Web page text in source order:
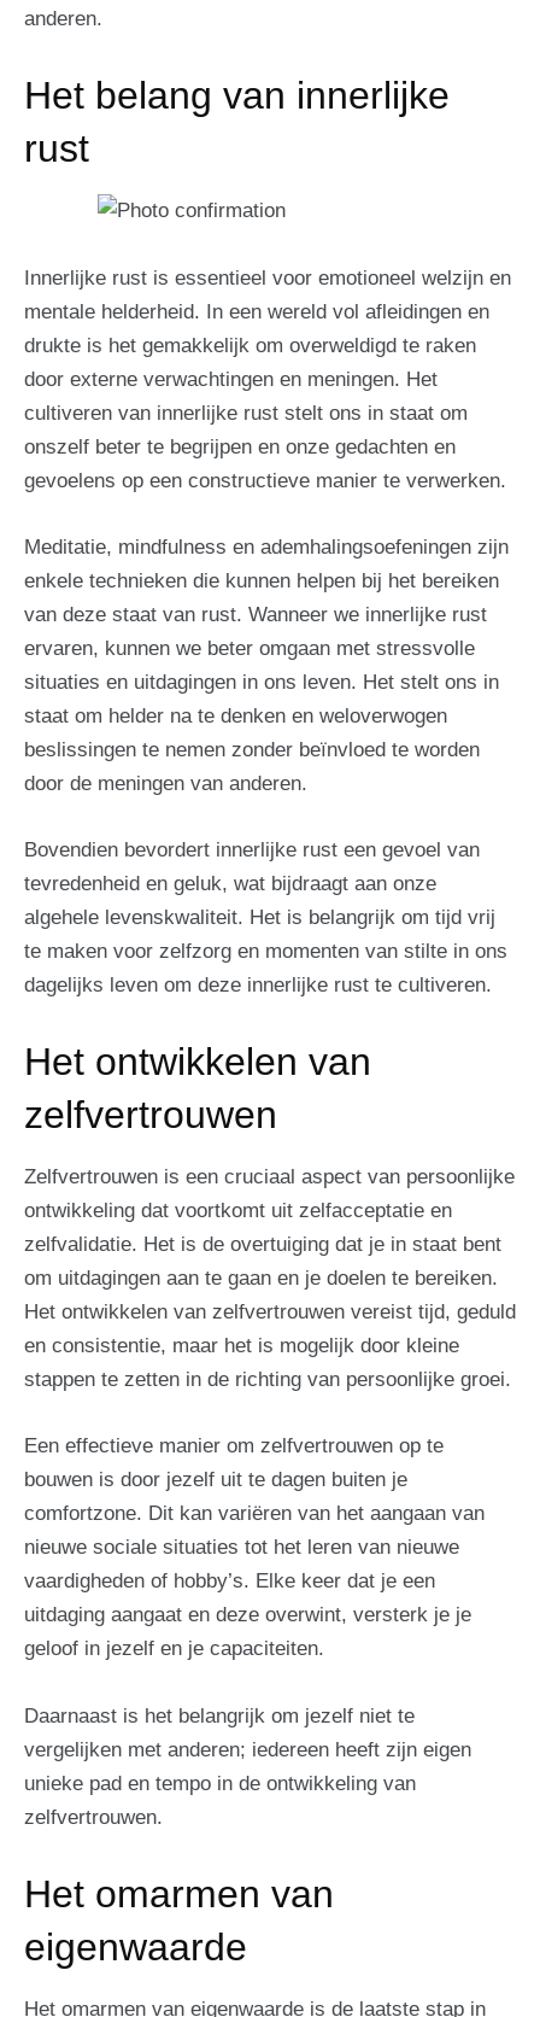
anderen.
Het belang van innerlijke
rust
Innerlijke rust is essentieel voor emotioneel welzijn en
mentale helderheid. In een wereld vol afleidingen en
drukte is het gemakkelijk om overweldigd te raken
door externe verwachtingen en meningen. Het
cultiveren van innerlijke rust stelt ons in staat om
onszelf beter te begrijpen en onze gedachten en
gevoelens op een constructieve manier te verwerken.
Meditatie, mindfulness en ademhalingsoefeningen zijn
enkele technieken die kunnen helpen bij het bereiken
van deze staat van rust. Wanneer we innerlijke rust
ervaren, kunnen we beter omgaan met stressvolle
situaties en uitdagingen in ons leven. Het stelt ons in
staat om helder na te denken en weloverwogen
beslissingen te nemen zonder beïnvloed te worden
door de meningen van anderen.
Bovendien bevordert innerlijke rust een gevoel van
tevredenheid en geluk, wat bijdraagt aan onze
algehele levenskwaliteit. Het is belangrijk om tijd vrij
te maken voor zelfzorg en momenten van stilte in ons
dagelijks leven om deze innerlijke rust te cultiveren.
Het ontwikkelen van
zelfvertrouwen
Zelfvertrouwen is een cruciaal aspect van persoonlijke
ontwikkeling dat voortkomt uit zelfacceptatie en
zelfvalidatie. Het is de overtuiging dat je in staat bent
om uitdagingen aan te gaan en je doelen te bereiken.
Het ontwikkelen van zelfvertrouwen vereist tijd, geduld
en consistentie, maar het is mogelijk door kleine
stappen te zetten in de richting van persoonlijke groei.
Een effectieve manier om zelfvertrouwen op te
bouwen is door jezelf uit te dagen buiten je
comfortzone. Dit kan variëren van het aangaan van
nieuwe sociale situaties tot het leren van nieuwe
vaardigheden of hobby’s. Elke keer dat je een
uitdaging aangaat en deze overwint, versterk je je
geloof in jezelf en je capaciteiten.
Daarnaast is het belangrijk om jezelf niet te
vergelijken met anderen; iedereen heeft zijn eigen
unieke pad en tempo in de ontwikkeling van
zelfvertrouwen.
Het omarmen van
eigenwaarde
Het omarmen van eigenwaarde is de laatste stap in